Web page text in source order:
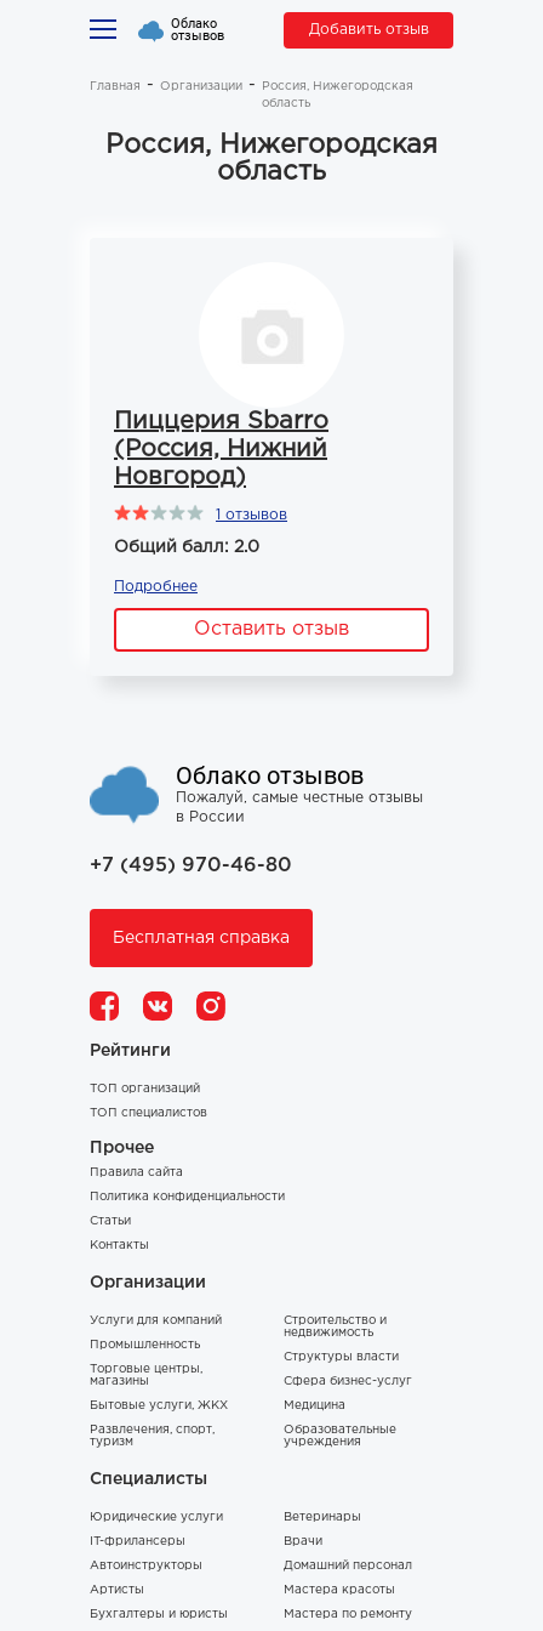
Облако
отзывов Добавить отзыв
Главная Организации
Россия, Нижегородская
область
Россия, Нижегородская
область
Пиццерия Sbarro
(Россия, Нижний
Новгород)
1 отзывов
Общий балл: 2.0
Подробнее
Оставить отзыв
Облако отзывов
Пожалуй, самые честные отзывы
в России
+7 (495) 970-46-80
Бесплатная справка
Рейтинги
ТОП организаций
ТОП специалистов
Прочее
Правила сайта
Политика конфиденциальности
Статьи
Контакты
Организации
Услуги для компаний
Промышленность
Торговые центры,
магазины
Бытовые услуги, ЖКХ
Развлечения, спорт,
туризм
Строительство и
недвижимость
Структуры власти
Сфера бизнес-услуг
Медицина
Образовательные
учреждения
Специалисты
Юридические услуги
IT-фрилансеры
Автоинструкторы
Артисты
Бухгалтеры и юристы
Ветеринары
Врачи
Домашний персонал
Мастера красоты
Мастера по ремонту